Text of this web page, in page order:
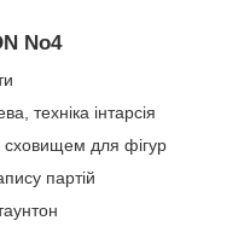
No4
техніка інтарсія
сховищем для фігур
партій